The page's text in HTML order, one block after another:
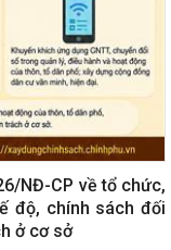
NĐ-CP về tổ chức,
độ, chính sách đối
ở cơ sở